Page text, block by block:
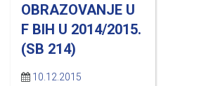
OBRAZOVANJE U
F BIH U 2014/2015.
(SB 214)
10.12.2015